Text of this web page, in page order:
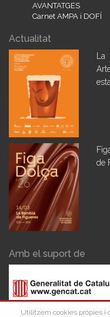
AVANTATGES
Carnet AMPA i DOFÍ
Actualitat
de
Amb el suport de
Utilitzem cookies pròpies i